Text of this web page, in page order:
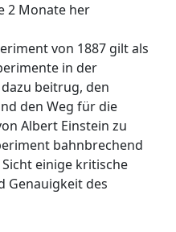
2 Monate her
von 1887 gilt als
in der
beitrug, den
den Weg für die
Albert Einstein zu
bahnbrechend
einige kritische
Genauigkeit des